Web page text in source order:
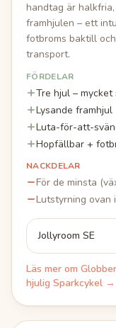
handtag är
framhjulen – ett
fotbroms baktill
transport.
FÖRDELAR
Tre hjul –
Lysande framhjul
Luta-för-att-
Hopfällbar +
NACKDELAR
För de minsta
Lutstyrning ovan
Jollyroom SE
Läs mer om
hjulig Sparkcykel →